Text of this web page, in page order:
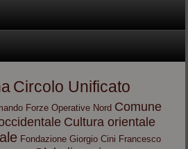
Circolo Unificato
Forze Operative Nord Comune
Cultura orientale
Fondazione Giorgio Cini Francesco